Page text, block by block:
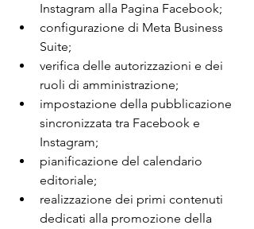
Instagram alla Pagina Facebook;
configurazione di Meta Business
Suite;
verifica delle autorizzazioni e dei
ruoli di amministrazione;
impostazione della pubblicazione
sincronizzata tra Facebook e
Instagram;
pianificazione del calendario
editoriale;
realizzazione dei primi contenuti
dedicati alla promozione della